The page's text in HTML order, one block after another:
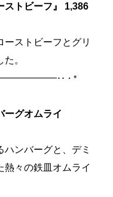
ストビーフ 』 1,386
ストビーフとグリ
。
･･・*
ーグオムライ
ンバーグと、デミ
熱々の鉄皿オムライ